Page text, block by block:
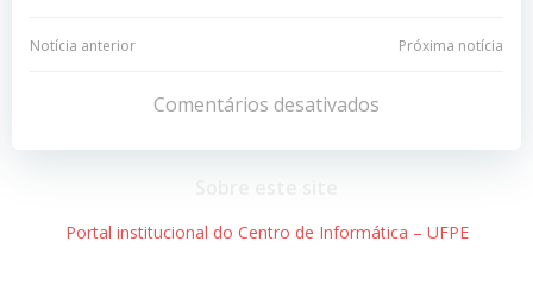
Navegação
Post
Notícia anterior
Navegação
de
Post
Próxima notícia
Comentários desativados
Portal institucional do Centro de Informática – UFPE